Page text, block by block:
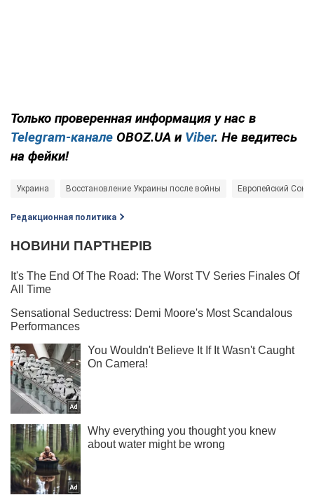
Только проверенная информация у нас в
Telegram-канале OBOZ.UA и Viber. Не ведитесь
на фейки!
Украина Восстановление Украины после войны Европейский
Редакционная политика